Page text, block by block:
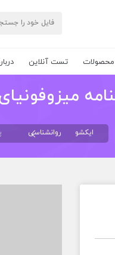
محصولات تست آنلاین
ایکشو روانشناسی